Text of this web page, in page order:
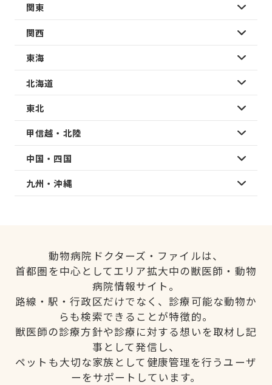
関東
関西
東海
北海道
東北
甲信越・北陸
中国・四国
九州・沖縄
動物病院ドクターズ・ファイルは、
首都圏を中心としてエリア拡大中の獣医師・動物
病院情報サイト。
路線・駅・行政区だけでなく、診療可能な動物か
らも検索できることが特徴的。
獣医師の診療方針や診療に対する想いを取材し記
事として発信し、
ペットも大切な家族として健康管理を行うユーザ
ーをサポートしています。